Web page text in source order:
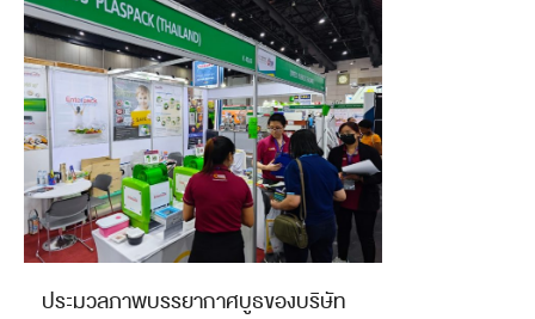
ประมวลภาพบรรยากาศบูธของบริษัท